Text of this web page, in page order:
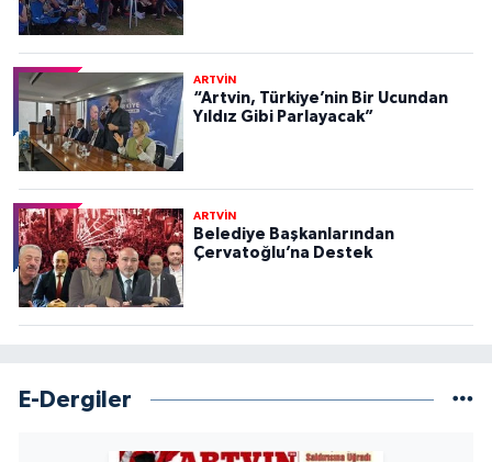
ARTVİN
“Artvin, Türkiye’nin Bir Ucundan
Yıldız Gibi Parlayacak”
ARTVİN
Belediye Başkanlarından
Çervatoğlu’na Destek
E-Dergiler